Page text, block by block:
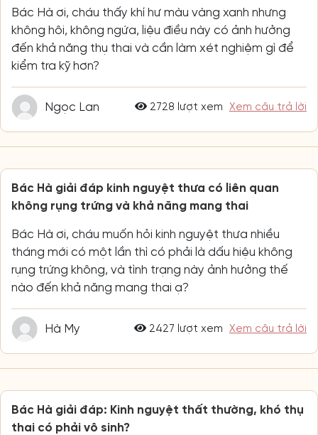
Bác Hà ơi, cháu thấy khí hư màu vàng xanh nhưng
không hôi, không ngứa, liệu điều này có ảnh hưởng
đến khả năng thụ thai và cần làm xét nghiệm gì để
kiểm tra kỹ hơn?
Ngọc Lan 2728 lượt xem Xem câu trả lời
Bác Hà giải đáp kinh nguyệt thưa có liên quan
không rụng trứng và khả năng mang thai
Bác Hà ơi, cháu muốn hỏi kinh nguyệt thưa nhiều
tháng mới có một lần thì có phải là dấu hiệu không
rụng trứng không, và tình trạng này ảnh hưởng thế
nào đến khả năng mang thai ạ?
Hà My 2427 lượt xem Xem câu trả lời
Bác Hà giải đáp: Kinh nguyệt thất thường, khó thụ
thai có phải vô sinh?